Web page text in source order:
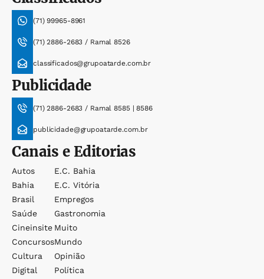
(71) 99965-8961
(71) 2886-2683 / Ramal 8526
classificados@grupoatarde.com.br
Publicidade
(71) 2886-2683 / Ramal 8585 | 8586
publicidade@grupoatarde.com.br
Canais e Editorias
Autos
Bahia
Brasil
Saúde
Cineinsite
Concursos
Cultura
Digital
E.c. Bahia
E.c. Vitória
Empregos
Gastronomia
Muito
Mundo
Opinião
Política